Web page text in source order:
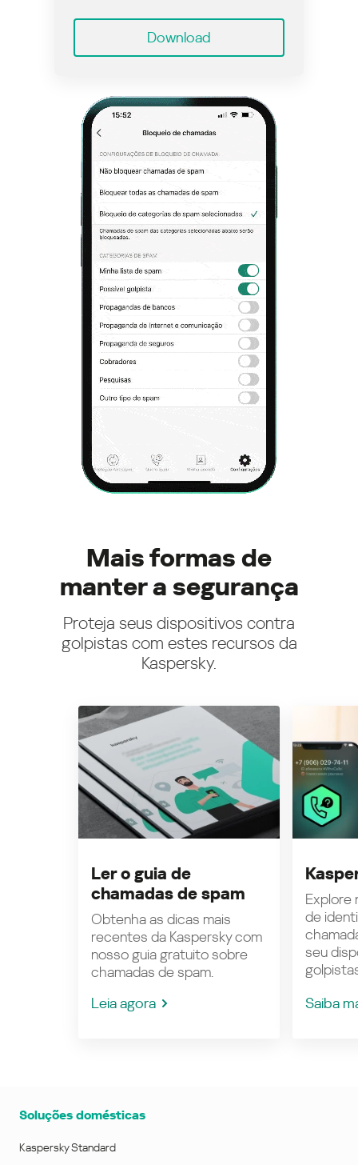
Download
Mais formas de
manter a segurança
Proteja seus dispositivos contra
golpistas com estes recursos da
Kaspersky.
Ler o guia de
chamadas de spam
Obtenha as dicas mais
recentes da Kaspersky com
nosso guia gratuito sobre
chamadas de spam.
Leia agora
Explore
de
seu
Saiba
Soluções domésticas
Kaspersky Standard